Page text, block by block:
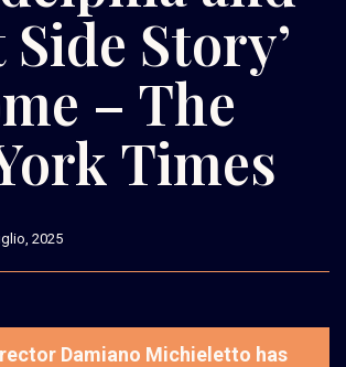
Side Story’
– The
Times
2025
Damiano Michieletto has